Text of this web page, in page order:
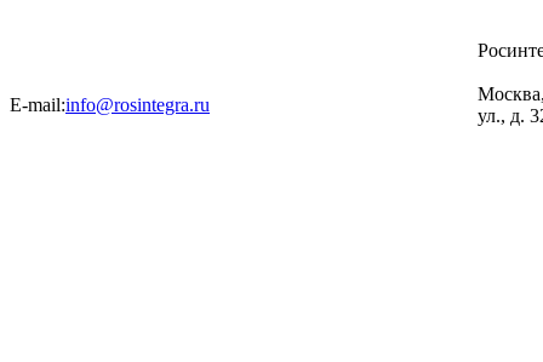
E-mail:info@rosintegra.ru
ул., д.